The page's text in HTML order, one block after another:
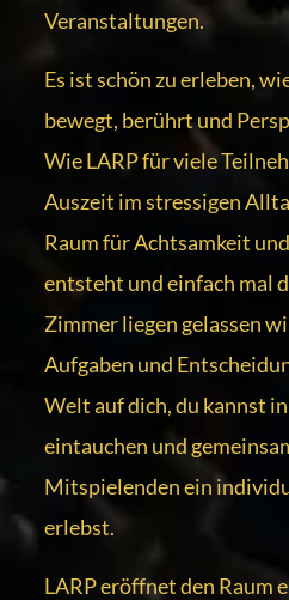
Veranstaltungen.
Es ist schön zu erleben,
bewegt, berührt und
Wie LARP für viele
Auszeit im stressigen
Raum für Achtsamkeit
entsteht und einfach mal
Zimmer liegen gelassen
Aufgaben und
Welt auf dich, du kannst
eintauchen und
Mitspielenden ein
erlebst.
LARP eröffnet den Raum